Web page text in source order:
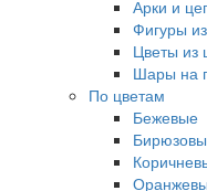
Арки и
Фигуры
Цветы из
Шары на
По цветам
Бежевые